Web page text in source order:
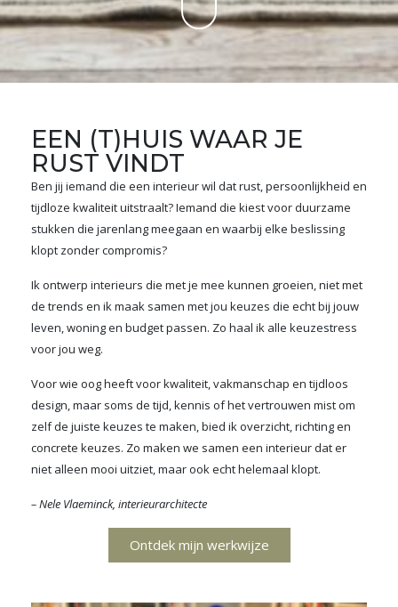
EEN (T)HUIS WAAR JE
RUST VINDT
Ben jij iemand die een interieur wil dat rust, persoonlijkheid en
tijdloze kwaliteit uitstraalt? Iemand die kiest voor duurzame
stukken die jarenlang meegaan en waarbij elke beslissing
klopt zonder compromis?
Ik ontwerp interieurs die met je mee kunnen groeien, niet met
de trends en ik maak samen met jou keuzes die echt bij jouw
leven, woning en budget passen. Zo haal ik alle keuzestress
voor jou weg.
Voor wie oog heeft voor kwaliteit, vakmanschap en tijdloos
design, maar soms de tijd, kennis of het vertrouwen mist om
zelf de juiste keuzes te maken, bied ik overzicht, richting en
concrete keuzes. Zo maken we samen een interieur dat er
niet alleen mooi uitziet, maar ook echt helemaal klopt.
– Nele Vlaeminck, interieurarchitecte
Ontdek mijn werkwijze